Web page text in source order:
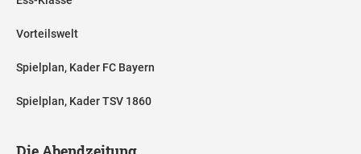
Vorteilswelt
Spielplan, Kader FC Bayern
Spielplan, Kader TSV 1860